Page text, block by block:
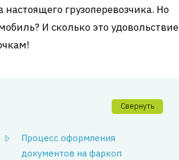
грузоперевозчика. Но
И сколько это удовольствие
Свернуть
Процесс оформления
документов на фаркоп